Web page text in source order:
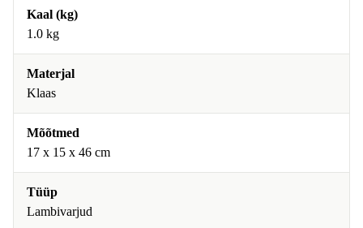
Kaal (kg)
1.0 kg
Materjal
Klaas
Mõõtmed
17 x 15 x 46 cm
Tüüp
Lambivarjud